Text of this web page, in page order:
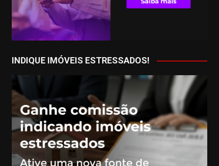
INDIQUE IMÓVEIS ESTRESSADOS!